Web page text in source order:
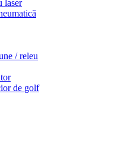
laser
/ releu
de golf